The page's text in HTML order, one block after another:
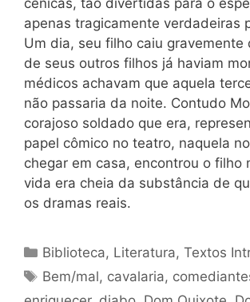
cênicas, tão divertidas para o
apenas tragicamente verdadeiras
Um dia, seu filho caiu gravemente
de seus outros filhos já haviam
médicos achavam que aquela
não passaria da noite. Contudo
corajoso soldado que era,
papel cômico no teatro, naquela
chegar em casa, encontrou o filho
vida era cheia da substância de
os dramas reais.
Categorias
Biblioteca, Literatura,Textos
Tags
Bem/mal, cavalaria,